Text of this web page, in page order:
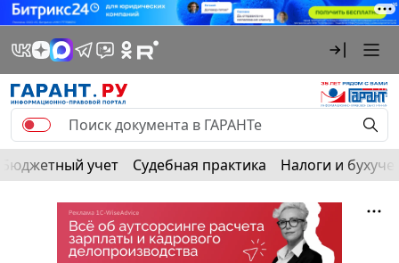
Бюджетный учет Судебная практика Налоги и